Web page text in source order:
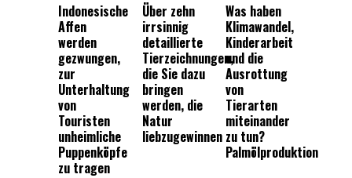
Indonesische
Affen
werden
gezwungen,
zur
Unterhaltung
von
Touristen
unheimliche
Puppenköpfe
zu tragen
Über zehn
irrsinnig
detaillierte
Tierzeichnungen,
die Sie dazu
bringen
werden, die
Natur
liebzugewinnen
Was haben
Klimawandel,
Kinderarbeit
und die
Ausrottung
von
Tierarten
miteinander
zu tun?
Palmölproduktion